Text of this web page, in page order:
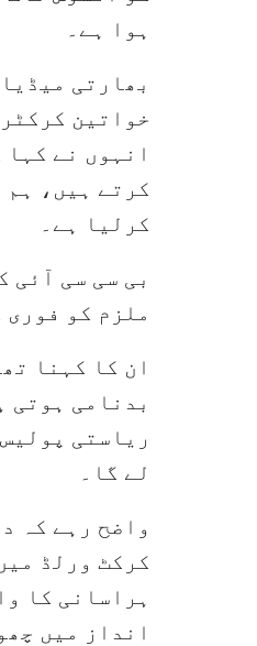
ہوا ہے۔
بھارتی
خواتین
انہوں نے
کرتے ہیں، ہم
کرلیا ہے۔
بی سی سی آئی
ملزم کو
ان کا کہنا
بدنامی ہوتی
ریاستی
لے گا۔
واضح رہے کہ
کرکٹ ورلڈ
ہراسانی کا
انداز میں